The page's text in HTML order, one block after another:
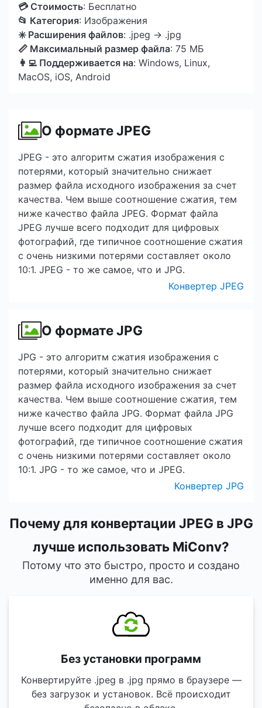
💳 Стоимость: Бесплатно
📂 Категория: Изображения
✳️ Расширения файлов: .jpeg → .jpg
📏 Максимальный размер файла: 75 МБ
👩‍💻 Поддерживается на: Windows, Linux,
MacOS, iOS, Android
О формате JPEG
JPEG - это алгоритм сжатия изображения с
потерями, который значительно снижает
размер файла исходного изображения за счет
качества. Чем выше соотношение сжатия, тем
ниже качество файла JPEG. Формат файла
JPEG лучше всего подходит для цифровых
фотографий, где типичное соотношение сжатия
с очень низкими потерями составляет около
10:1. JPEG - то же самое, что и JPG.
Конвертер JPEG
О формате JPG
JPG - это алгоритм сжатия изображения с
потерями, который значительно снижает
размер файла исходного изображения за счет
качества. Чем выше соотношение сжатия, тем
ниже качество файла JPG. Формат файла JPG
лучше всего подходит для цифровых
фотографий, где типичное соотношение сжатия
с очень низкими потерями составляет около
10:1. JPG - то же самое, что и JPEG.
Конвертер JPG
Почему для конвертации JPEG в JPG
лучше использовать MiConv?
Потому что это быстро, просто и создано
именно для вас.
Без установки программ
Конвертируйте .jpeg в .jpg прямо в браузере —
без загрузок и установок. Всё происходит